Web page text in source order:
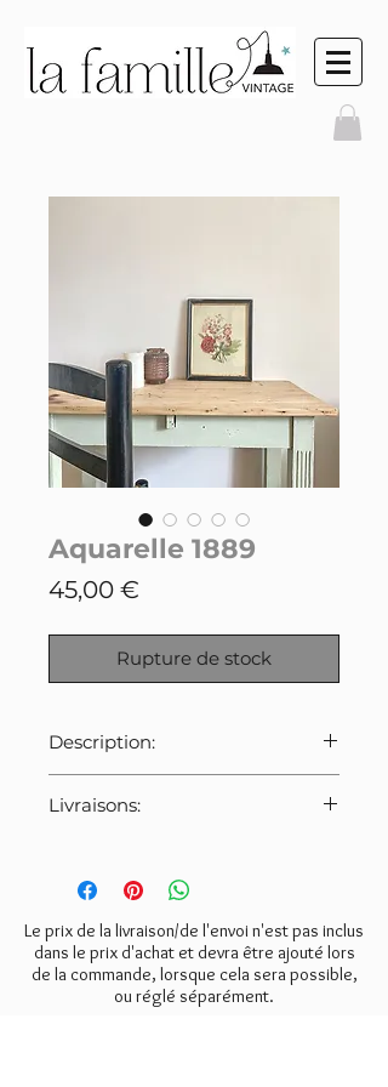
Aquarelle 1889
45,00 €
Rupture de stock
Description:
datée du 14 février 1889.
Livraisons:
Merci de bien veiller à
sélectionner le tarif indiqué ci-
dessous lors de la commande.
- Mondial Relay:6€
- Colissimo:8€
- Retrait gratuit à l'atelier
Le prix de la livraison/de l'envoi n'est pas inclus
dans le prix d'achat et devra être ajouté lors
de la commande, lorsque cela sera possible,
ou réglé séparément.